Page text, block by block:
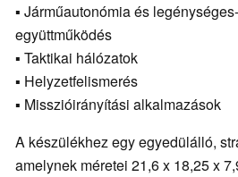
▪ Járműautonómia és
együttműködés
▪ Taktikai hálózatok
▪ Helyzetfelismerés
▪ Misszióirányítási alkalmazások
A készülékhez egy egyedülálló,
amelynek méretei 21,6 x 18,25 x